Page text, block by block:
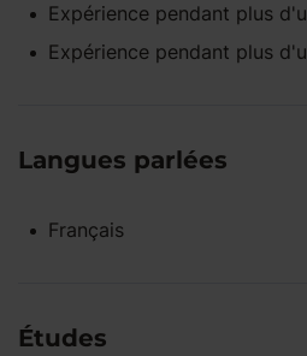
Expérience pendant plus
Expérience pendant plus
Langues parlées
Français
Études